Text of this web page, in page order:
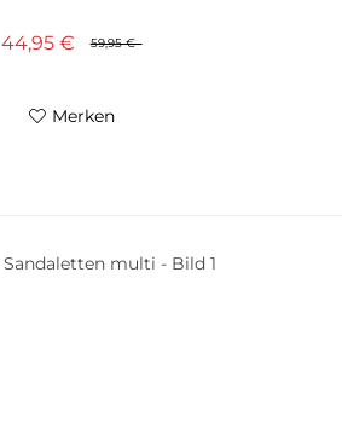
59,95 €
44,95 €
Merken